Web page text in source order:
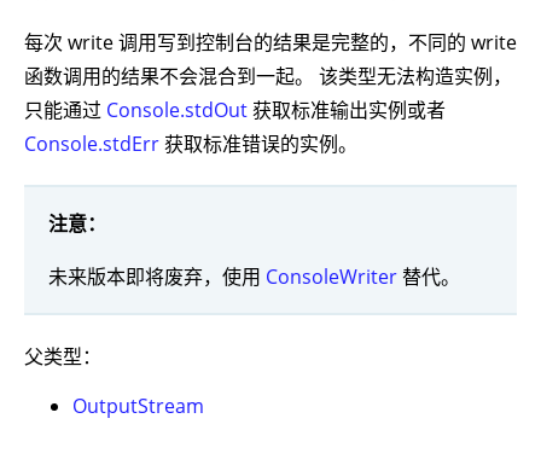
每次 write 调用写到控制台的结果是完整的，不同的 write
函数调用的结果不会混合到一起。 该类型无法构造实例，
只能通过 Console.stdOut获取标准输出实例或者
Console.stdErr获取标准错误的实例。
注意：
未来版本即将废弃，使用 ConsoleWriter 替代。
父类型：
OutputStream